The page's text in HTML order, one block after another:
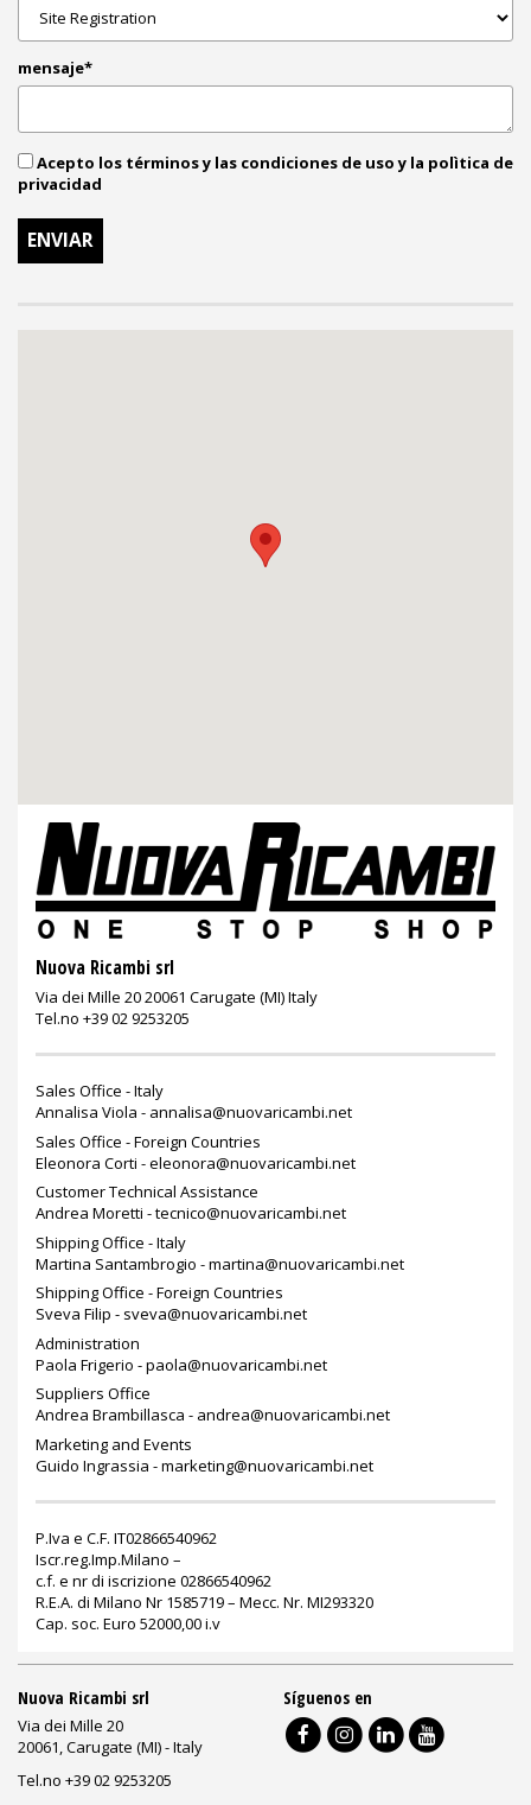
mensaje*
Acepto los términos y las condiciones de uso y la polìtica de
privacidad
ENVIAR
Nuova Ricambi srl
Via dei Mille 20 20061 Carugate (MI) Italy
Tel.no +39 02 9253205
Sales Office - Italy
Annalisa Viola - annalisa@nuovaricambi.net
Sales Office - Foreign Countries
Eleonora Corti -eleonora@nuovaricambi.net
Customer Technical Assistance
Andrea Moretti -tecnico@nuovaricambi.net
Shipping Office - Italy
Martina Santambrogio -martina@nuovaricambi.net
Shipping Office - Foreign Countries
Sveva Filip - sveva@nuovaricambi.net
Administration
Paola Frigerio -paola@nuovaricambi.net
Suppliers Office
Andrea Brambillasca - andrea@nuovaricambi.net
Marketing and Events
Guido Ingrassia -marketing@nuovaricambi.net
P.Iva e C.F. IT02866540962
Iscr.reg.Imp.Milano –
c.f. e nr di iscrizione 02866540962
R.E.A. di Milano Nr 1585719 – Mecc. Nr. MI293320
Cap. soc. Euro 52000,00 i.v
Nuova Ricambi srl
Via dei Mille 20
20061, Carugate (MI) - Italy
Tel.no +39 02 9253205
Síguenos en